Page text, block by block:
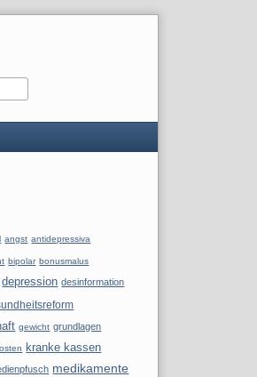
angst antidepressiva
bipolar bonusmalus
depression desinformation
gewicht grundlagen
kranke kassen
medikamente